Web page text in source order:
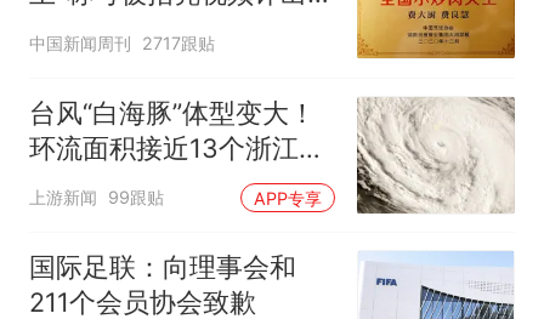
官方回应
中国新闻周刊 2717跟贴
台风“白海豚”体型变大！
环流面积接近13个浙江那
么大
上游新闻 99跟贴 APP专享
国际足联：向理事会和
211个会员协会致歉